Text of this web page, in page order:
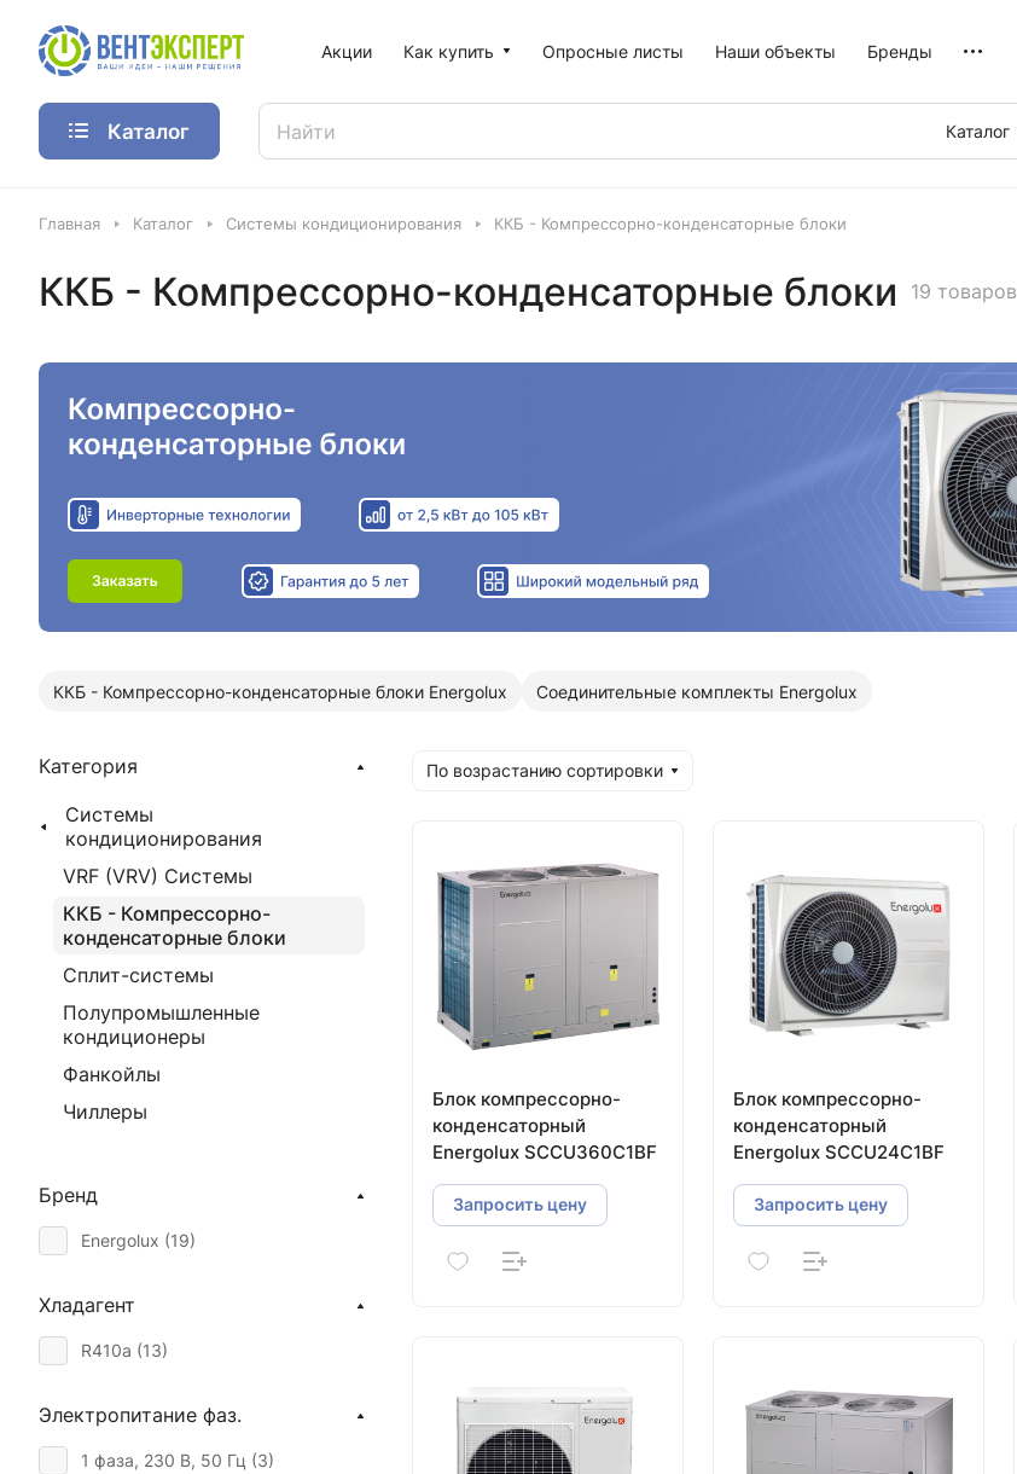
Акции Как купить Опросные листы Наши объекты Бренды
Каталог
Каталог
Главная Каталог Системы кондиционирования ККБ - Компрессорно-конденсаторные блоки
ККБ - Компрессорно-конденсаторные блоки 19 товаров
ККБ - Компрессорно-конденсаторные блоки Energolux Соединительные комплекты Energolux
По возрастанию сортировки
Блок компрессорно-
конденсаторный
Energolux SCCU360C1BF
Запросить цену
Блок компрессорно-
конденсаторный
Energolux SCCU24C1BF
Запросить цену
Категория
Системы
кондиционирования
VRF (VRV) Системы
ККБ - Компрессорно-
конденсаторные блоки
Сплит-системы
Полупромышленные
кондиционеры
Фанкойлы
Чиллеры
Бренд
Energolux (19)
Хладагент
R410a (13)
Электропитание фаз.
1 фаза, 230 В, 50 Гц (3)